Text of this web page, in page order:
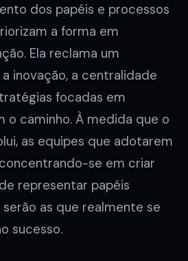
dos papéis e processos
a forma em
Ela reclama um
inovação, a centralidade
focadas em
o caminho. À medida que o
as equipes que adotarem
se em criar
representar papéis
as que realmente se
sucesso.